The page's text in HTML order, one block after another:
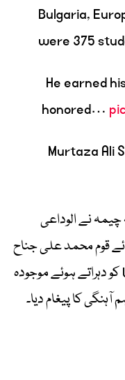
Bulgaria,
were 375
He earned
honored…
نے الوداعی
قوم محمد علی جناح
کے الفاظ Unity, Faith, Discipline کو دہراتے ہوئے موجودہ
کا پیغام دیا۔